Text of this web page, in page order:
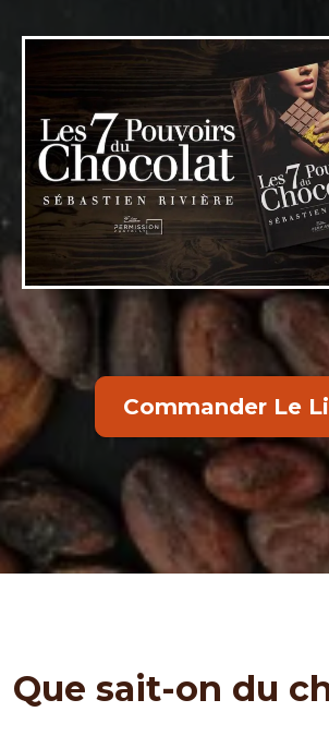
Commander Le
Que sait-on du